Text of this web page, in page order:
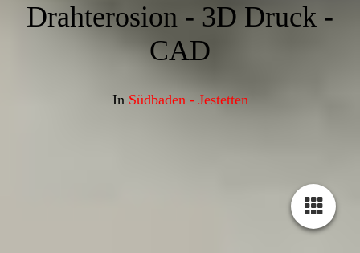
Drahterosion - 3D Druck -
CAD
InSüdbaden - Jestetten